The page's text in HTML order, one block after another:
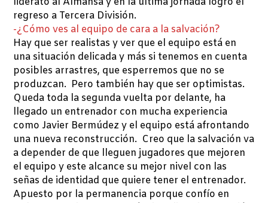
regreso a Tercera División.
-¿Cómo ves al equipo de cara a la salvación?
Hay que ser realistas y ver que el equipo está en
una situación delicada y más si tenemos en cuenta
posibles arrastres, que esperremos que no se
produzcan. Pero también hay que ser optimistas.
Queda toda la segunda vuelta por delante, ha
llegado un entrenador con mucha experiencia
como Javier Bermúdez y el equipo está afrontando
una nueva reconstrucción. Creo que la salvación va
a depender de que lleguen jugadores que mejoren
el equipo y este alcance su mejor nivel con las
señas de identidad que quiere tener el entrenador.
Apuesto por la permanencia porque confío en